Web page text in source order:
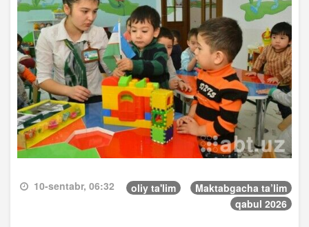
10-sentabr, 06:32 oliy ta'lim
Maktabgacha ta’lim
qabul 2026